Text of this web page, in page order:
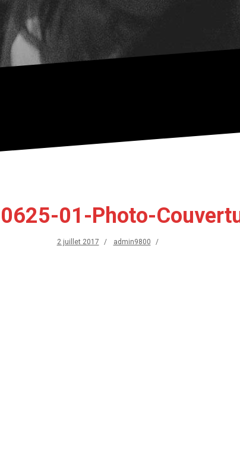
01-Photo-
2 juillet 2017 admin9800